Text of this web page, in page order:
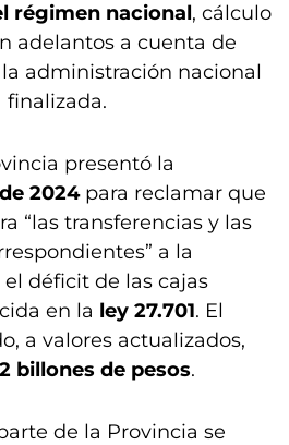
régimen nacional, cálculo
adelantos a cuenta de
administración nacional
finalizada.
presentó la
2024para reclamar que
“las transferencias y las
a la
déficit de las cajas
en la ley 27.701. El
a valores actualizados,
billones de pesos.
de la Provincia se